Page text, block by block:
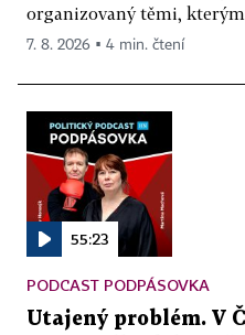
organizovaný těmi,
7. 8. 2026 ▪ 4 min. čtení
55:23
PODCAST PODPÁSOVKA
Utajený problém. V